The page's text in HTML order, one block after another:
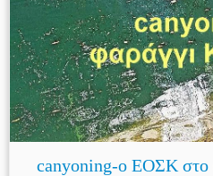
canyoning-ο ΕΟΣΚ στο